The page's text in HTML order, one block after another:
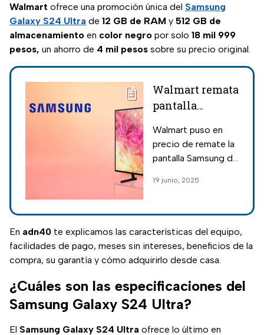
Walmart ofrece una promoción única del Samsung
Galaxy S24 Ultra de 12 GB de RAM y 512 GB de
almacenamiento en color negro por solo 18 mil 999
pesos, un ahorro de 4 mil pesos sobre su precio original.
Walmart remata
pantalla
pulgadas a
menos de 10 mil
HD Smart TV
Walmart puso en
precio de remate la
pantalla Samsung de
resolución 4K y
contamos el precio
y cómo comprarla
en este 2025.
19 junio, 2025
En adn40 te explicamos las características del equipo,
facilidades de pago, meses sin intereses, beneficios de la
compra, su garantía y cómo adquirirlo desde casa.
¿Cuáles son las especificaciones del
Samsung Galaxy S24 Ultra?
El Samsung Galaxy S24 Ultra ofrece lo último en